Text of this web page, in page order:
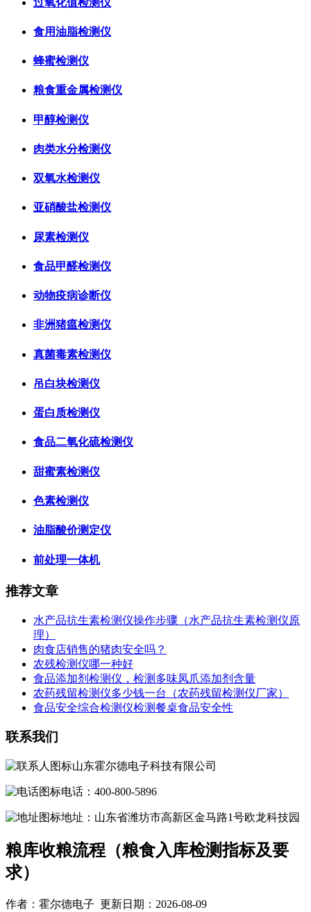
食用油脂检测仪
蜂蜜检测仪
粮食重金属检测仪
甲醇检测仪
肉类水分检测仪
双氧水检测仪
亚硝酸盐检测仪
尿素检测仪
食品甲醛检测仪
动物疫病诊断仪
非洲猪瘟检测仪
真菌毒素检测仪
吊白块检测仪
蛋白质检测仪
食品二氧化硫检测仪
甜蜜素检测仪
色素检测仪
油脂酸价测定仪
前处理一体机
推荐文章
水产品抗生素检测仪操作步骤（水产品抗生素检测仪原
理）
肉食店销售的猪肉安全吗？
农残检测仪哪一种好
食品添加剂检测仪，检测多味凤爪添加剂含量
农药残留检测仪多少钱一台（农药残留检测仪厂家）
食品安全综合检测仪检测餐桌食品安全性
联系我们
山东霍尔德电子科技有限公司
电话：400-800-5896
地址：山东省潍坊市高新区金马路1号欧龙科技园
粮库收粮流程（粮食入库检测指标及要
求）
作者：霍尔德电子 更新日期：2026-08-09